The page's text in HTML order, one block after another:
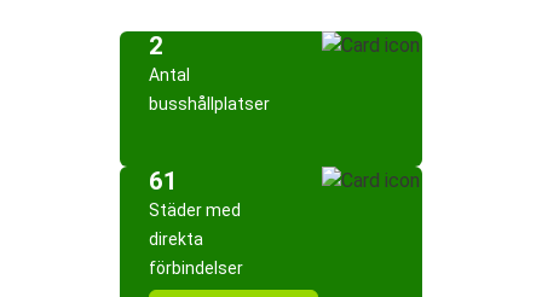
2
Antal
busshållplatser
61
Städer med
direkta
förbindelser